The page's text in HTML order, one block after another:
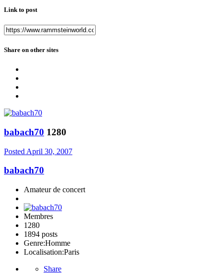
Link to post
Share on other sites
babach70 1280
Posted April 30, 2007
babach70
Amateur de concert
Membres
1280
1894 posts
Genre:Homme
Localisation:Paris
Share